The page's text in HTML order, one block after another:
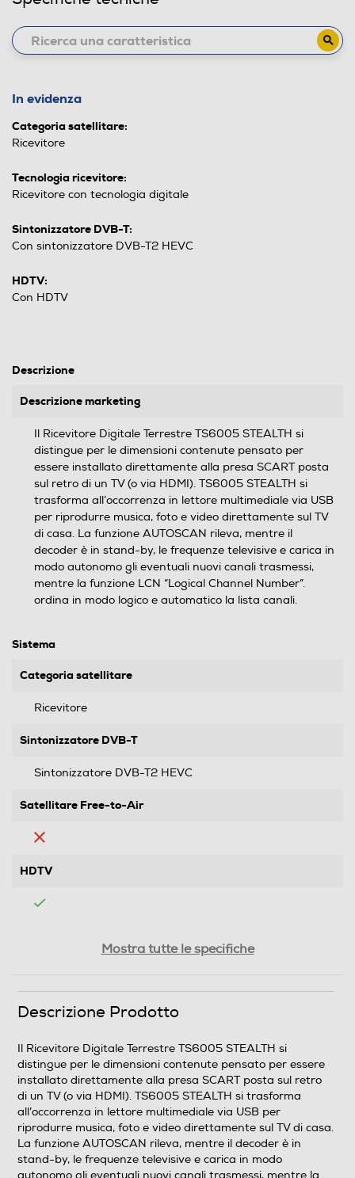
In evidenza
Categoria satellitare:
Ricevitore
Tecnologia ricevitore:
Ricevitore con tecnologia digitale
Sintonizzatore DVB-T:
Con sintonizzatore DVB-T2 HEVC
HDTV:
Con HDTV
Descrizione
Descrizione marketing
Il Ricevitore Digitale Terrestre TS6005 STEALTH si
distingue per le dimensioni contenute pensato per
essere installato direttamente alla presa SCART posta
sul retro di un TV (o via HDMI). TS6005 STEALTH si
trasforma all’occorrenza in lettore multimediale via USB
per riprodurre musica, foto e video direttamente sul TV
di casa. La funzione AUTOSCAN rileva, mentre il
decoder è in stand-by, le frequenze televisive e carica in
modo autonomo gli eventuali nuovi canali trasmessi,
mentre la funzione LCN “Logical Channel Number”.
ordina in modo logico e automatico la lista canali.
Sistema
Categoria satellitare
Ricevitore
Sintonizzatore DVB-T
Sintonizzatore DVB-T2 HEVC
Satellitare Free-to-Air
HDTV
Common Interface
Funzioni
Mostra tutte le specifiche
Descrizione Prodotto
Il Ricevitore Digitale Terrestre TS6005 STEALTH si
distingue per le dimensioni contenute pensato per essere
installato direttamente alla presa SCART posta sul retro
di un TV (o via HDMI). TS6005 STEALTH si trasforma
all’occorrenza in lettore multimediale via USB per
riprodurre musica, foto e video direttamente sul TV di casa.
La funzione AUTOSCAN rileva, mentre il decoder è in
stand-by, le frequenze televisive e carica in modo